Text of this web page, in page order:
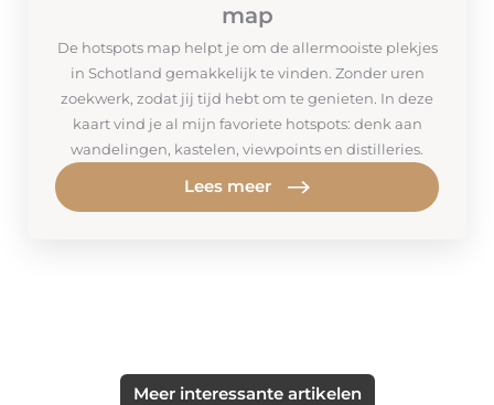
map
De hotspots map helpt je om de allermooiste plekjes
in Schotland gemakkelijk te vinden. Zonder uren
zoekwerk, zodat jij tijd hebt om te genieten. In deze
kaart vind je al mijn favoriete hotspots: denk aan
wandelingen, kastelen, viewpoints en distilleries.
Lees meer
Meer interessante artikelen